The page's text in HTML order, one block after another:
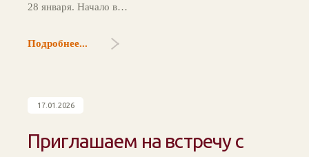
28 января. Начало в…
Подробнее...
17.01.2026
Приглашаем на встречу с